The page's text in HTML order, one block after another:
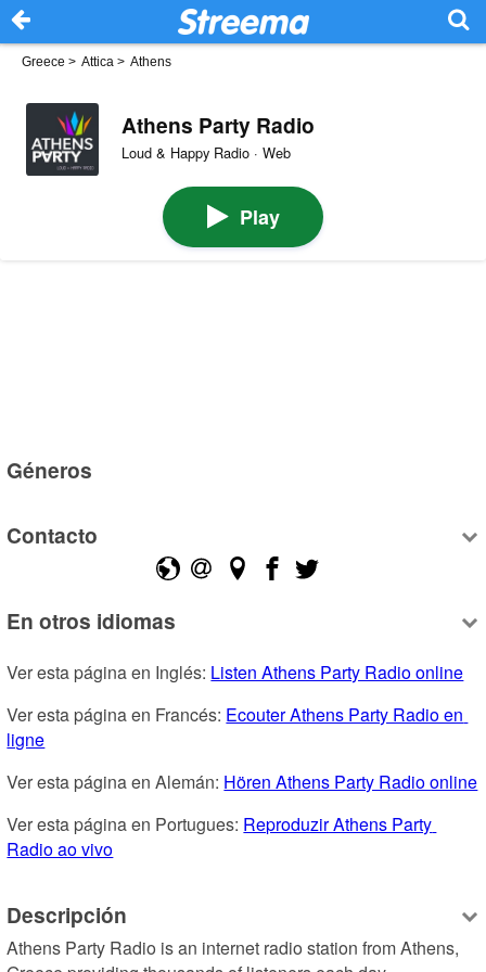
Greece > Attica > Athens
Athens Party Radio
Loud & Happy Radio · Web
Play
Géneros
Contacto
En otros idiomas
Ver esta página en Inglés: Listen Athens Party Radio online
Ver esta página en Francés: Ecouter Athens Party Radio en
ligne
Ver esta página en Alemán: Hören Athens Party Radio online
Ver esta página en Portugues: Reproduzir Athens Party
Radio ao vivo
Descripción
Athens Party Radio is an internet radio station from Athens,